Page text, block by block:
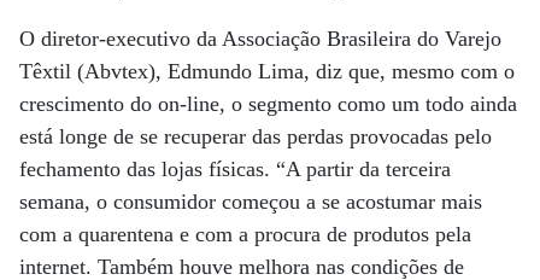
O diretor-executivo da Associação Brasileira do Varejo
Têxtil (Abvtex), Edmundo Lima, diz que, mesmo com o
crescimento do on-line, o segmento como um todo ainda
está longe de se recuperar das perdas provocadas pelo
fechamento das lojas físicas. “A partir da terceira
semana, o consumidor começou a se acostumar mais
com a quarentena e com a procura de produtos pela
internet. Também houve melhora nas condições de